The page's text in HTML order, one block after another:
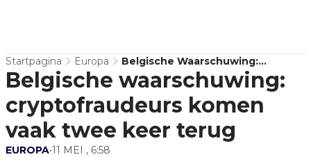
Startpagina Europa
Belgische Waarschuwing:
Cryptofraudeurs Komen Vaak
Twee Keer Terug
Belgische waarschuwing:
cryptofraudeurs komen
vaak twee keer terug
EUROPA•11 MEI , 6:58